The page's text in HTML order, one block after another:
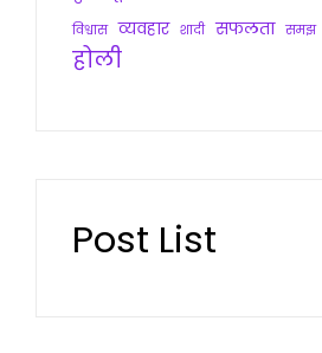
विश्वास व्यवहार शादी सफलता समझ
होली
Post List